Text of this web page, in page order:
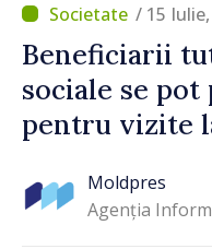
/ 15 Iulie,
Beneficiarii
sociale se
pentru vizite
Moldpres
Agenția